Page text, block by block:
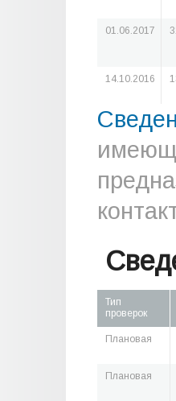
01.06.2017
14.10.2016
Тип
проверок
Плановая
Плановая